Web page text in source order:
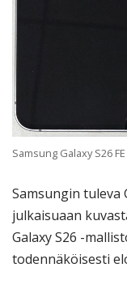
Samsung Galaxy S26 FE
Samsungin tuleva
julkaisuaan
Galaxy S26 -
todennäköisesti